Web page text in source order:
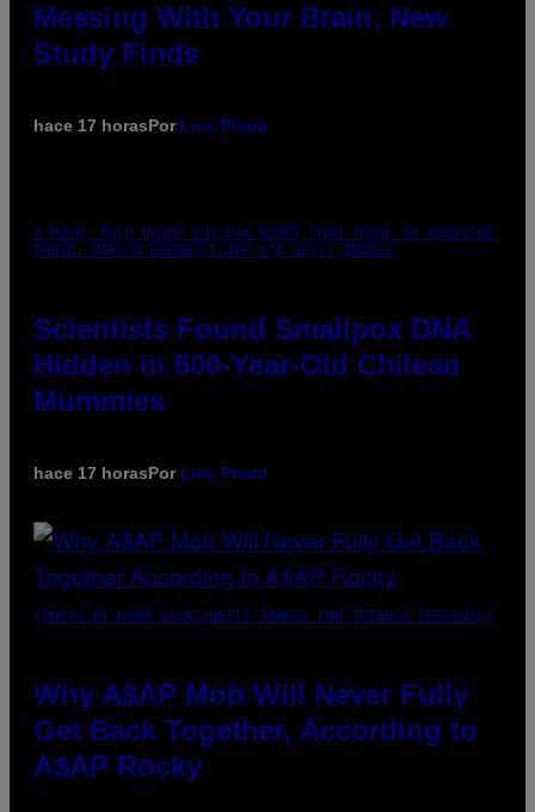
Messing With Your Brain, New
Study Finds
hace 17 horasPor Luis Prada
A MUCH, MUCH OLDER CHILEAN MUMMY THAN THOSE IN QUESTION.
PHOTO: MARTIN BERNETTI/AFP VIA GETTY IMAGES
Scientists Found Smallpox DNA
Hidden in 500-Year-Old Chilean
Mummies
hace 17 horasPor Luis Prada
(PHOTO BY NOAM GALAI/GETTY IMAGES FOR TRIBECA FESTIVAL)
Why A$AP Mob Will Never Fully
Get Back Together, According to
A$AP Rocky